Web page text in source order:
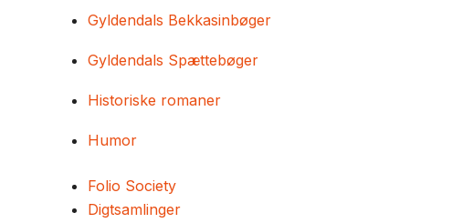
Gyldendals Bekkasinbøger
Gyldendals Spættebøger
Historiske romaner
Humor
Folio Society
Digtsamlinger